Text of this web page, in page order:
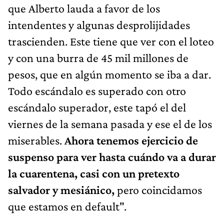
que Alberto lauda a favor de los
intendentes y algunas desprolijidades
trascienden. Este tiene que ver con el loteo
y con una burra de 45 mil millones de
pesos, que en algún momento se iba a dar.
Todo escándalo es superado con otro
escándalo superador, este tapó el del
viernes de la semana pasada y ese el de los
miserables.Ahora tenemos ejercicio de
suspenso para ver hasta cuándo va a durar
la cuarentena, casi con un pretexto
salvador y mesiánico,pero coincidamos
que estamos en default".